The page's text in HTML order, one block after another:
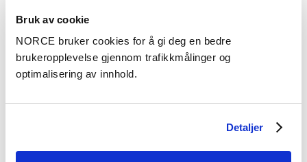
Bruk av cookie
NORCE bruker cookies for å gi deg en bedre
brukeropplevelse gjennom trafikkmålinger og
optimalisering av innhold.
Detaljer